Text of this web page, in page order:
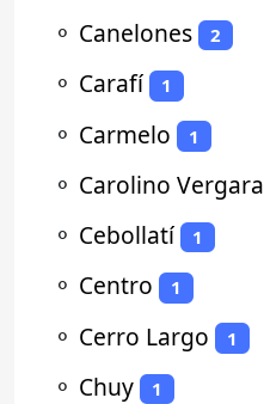
⚬ Canelones 2
⚬ Carafí 1
⚬ Carmelo 1
⚬ Carolino Vergara
⚬ Cebollatí 1
⚬ Centro 1
⚬ Cerro Largo 1
⚬ Chuy 1